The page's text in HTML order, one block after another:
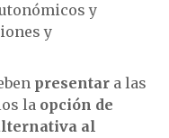
y
y
presentar a las
la opción de
al